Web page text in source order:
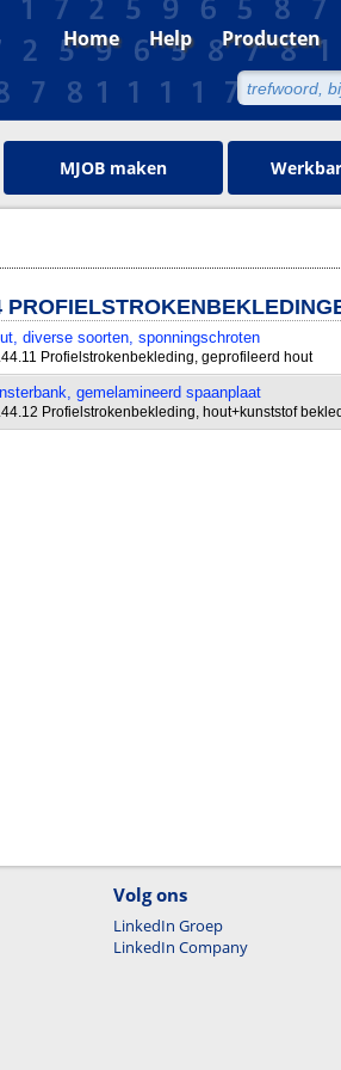
Home Help Producten
MJOB maken
diverse soorten, sponningschroten
Profielstrokenbekleding, geprofileerd hout
gemelamineerd spaanplaat
Profielstrokenbekleding, hout+kunststof
Volg ons
LinkedIn Groep
LinkedIn Company